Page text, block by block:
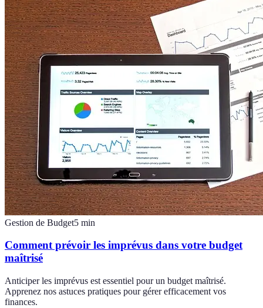
Gestion de Budget5 min
Comment prévoir les imprévus dans votre budget
maîtrisé
Anticiper les imprévus est essentiel pour un budget maîtrisé.
Apprenez nos astuces pratiques pour gérer efficacement vos
finances.